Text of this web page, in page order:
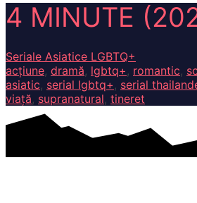
4 MINUTE
Seriale Asiatice LGBTQ+
acțiune, dramă, lgbtq+ , romantic,
asiatic, serial lgbtq+ , serial
viață, supranatural, tineret